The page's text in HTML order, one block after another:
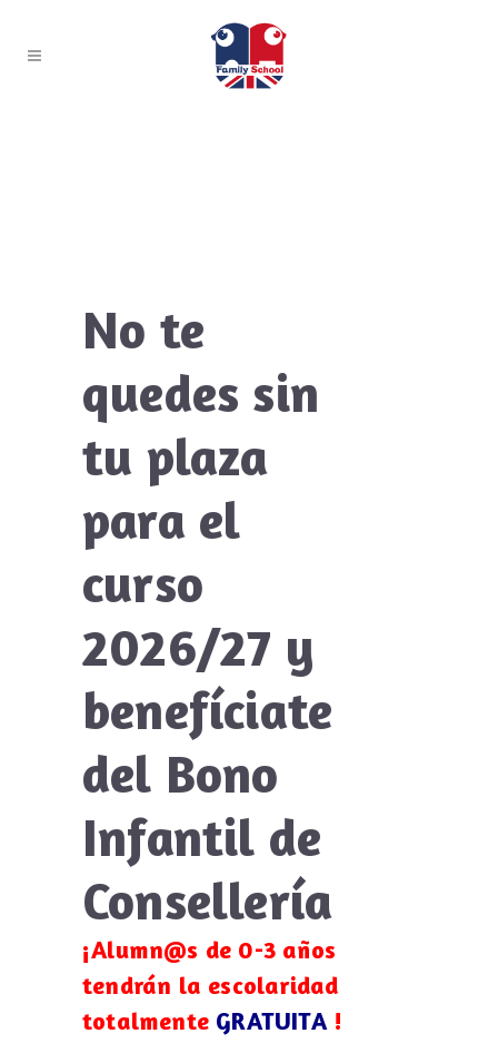
No te
quedes sin
tu plaza
para el
curso
2026/27 y
benefíciate
del Bono
Infantil de
Consellería
¡Alumn@s de 0-3 años
tendrán la escolaridad
totalmente GRATUITA!